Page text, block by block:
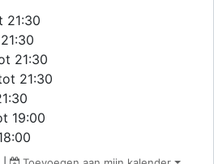
21:30
21:30
21:30
19:00